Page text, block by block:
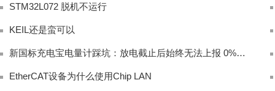
STM32L072 脱机不运行
KEIL还是蛮可以
新国标充电宝电量计踩坑：放电截止后始终无法上报 0% 电量完整排查
EtherCAT设备为什么使用Chip LAN